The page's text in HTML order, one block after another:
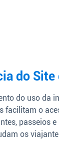
do
do uso da
facilitam o
passeios
os